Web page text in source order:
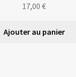
17,00€
Ajouter au panier